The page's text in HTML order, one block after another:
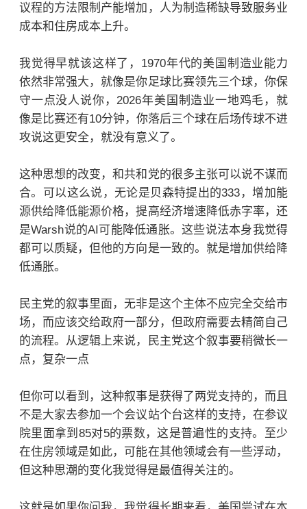
议程的方法限制产能增加，人为制造稀缺导致服务业
成本和住房成本上升。
我觉得早就该这样了，1970年代的美国制造业能力
依然非常强大，就像是你足球比赛领先三个球，你保
守一点没人说你，2026年美国制造业一地鸡毛，就
像是比赛还有10分钟，你落后三个球在后场传球不进
攻说这更安全，就没有意义了。
这种思想的改变，和共和党的很多主张可以说不谋而
合。可以这么说，无论是贝森特提出的333，增加能
源供给降低能源价格，提高经济增速降低赤字率，还
是Warsh说的AI可能降低通胀。这些说法本身我觉得
都可以质疑，但他的方向是一致的。就是增加供给降
低通胀。
民主党的叙事里面，无非是这个主体不应完全交给市
场，而应该交给政府一部分，但政府需要去精简自己
的流程。从逻辑上来说，民主党这个叙事要稍微长一
点，复杂一点
但你可以看到，这种叙事是获得了两党支持的，而且
不是大家去参加一个会议站个台这样的支持，在参议
院里面拿到85对5的票数，这是普遍性的支持。至少
在住房领域是如此，可能在其他领域会有一些浮动，
但这种思潮的变化我觉得是最值得关注的。